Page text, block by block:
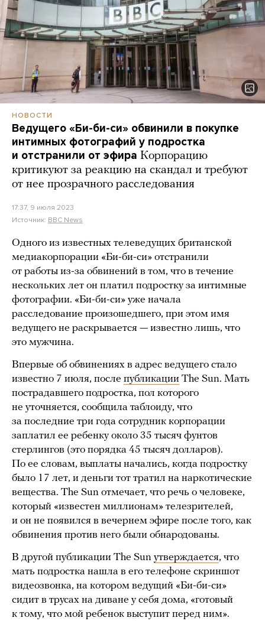
НОВОСТИ
Ведущего «Би-би-си» обвинили в покупке
интимных фотографий у подростка
и отстранили от эфира Корпорацию
критикуют за реакцию на скандал и требуют
от нее прозрачного расследования
17:37, 9 июля 2023
Источник: BBC News
Одного из известных телеведущих британской
медиакорпорации «Би-би-си» отстранили
от работы из-за обвинений в том, что в течение
нескольких лет он платил подростку за интимные
фотографии. «Би-би-си» уже начала
расследование произошедшего, при этом имя
ведущего не раскрывается — известно лишь, что
это мужчина.
Впервые об обвинениях в адрес ведущего стало
известно 7 июля, после публикации The Sun. Мать
пострадавшего подростка, пол которого
не уточняется, сообщила таблоиду, что
за последние три года сотрудник корпорации
заплатил ее ребенку около 35 тысяч фунтов
стерлингов (это порядка 45 тысяч долларов).
По ее словам, выплаты начались, когда подростку
было 17 лет, и деньги тот тратил на наркотические
вещества. The Sun отмечает, что речь о человеке,
который «известен миллионам» телезрителей,
и он не появился в вечернем эфире после того, как
обвинения против него были обнародованы.
В другой публикации The Sun утверждается, что
мать подростка нашла в его телефоне скриншот
видеозвонка, на котором ведущий «Би-би-си»
сидит в трусах на диване у себя дома, «готовый
к тому, что мой ребенок выступит перед ним».